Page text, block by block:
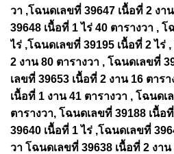
วา ,โฉนดเลขที่ 39647 เนื้อที่ 2 งา
39648 เนื้อที่ 1 ไร่ 40 ตารางวา ,
ไร่ ,โฉนดเลขที่ 39195 เนื้อที่ 2 ไร่
2 งาน 80 ตารางวา , โฉนดเลขที่
เลขที่ 39653 เนื้อที่ 2 งาน 16 ตาร
เนื้อที่ 1 งาน 41 ตารางวา , โฉนด
ตารางวา, โฉนดเลขที่ 39188 เนื้อ
39640 เนื้อที่ 1 ไร่ ,โฉนดเลขที่
วา โฉนดเลขที่ 39638 เนื้อที่ 2 งา